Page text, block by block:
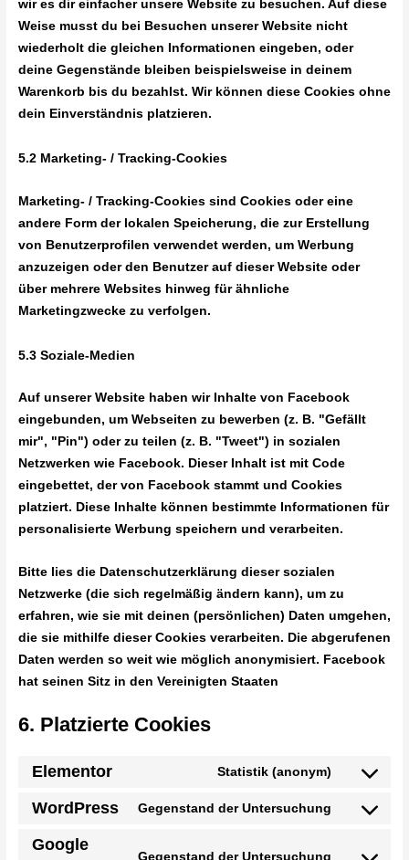
wir es dir einfacher unsere Website zu besuchen. Auf diese
Weise musst du bei Besuchen unserer Website nicht
wiederholt die gleichen Informationen eingeben, oder
deine Gegenstände bleiben beispielsweise in deinem
Warenkorb bis du bezahlst. Wir können diese Cookies ohne
dein Einverständnis platzieren.
5.2 Marketing- / Tracking-Cookies
Marketing- / Tracking-Cookies sind Cookies oder eine
andere Form der lokalen Speicherung, die zur Erstellung
von Benutzerprofilen verwendet werden, um Werbung
anzuzeigen oder den Benutzer auf dieser Website oder
über mehrere Websites hinweg für ähnliche
Marketingzwecke zu verfolgen.
5.3 Soziale-Medien
Auf unserer Website haben wir Inhalte von Facebook
eingebunden, um Webseiten zu bewerben (z. B. "Gefällt
mir", "Pin") oder zu teilen (z. B. "Tweet") in sozialen
Netzwerken wie Facebook. Dieser Inhalt ist mit Code
eingebettet, der von Facebook stammt und Cookies
platziert. Diese Inhalte können bestimmte Informationen für
personalisierte Werbung speichern und verarbeiten.
Bitte lies die Datenschutzerklärung dieser sozialen
Netzwerke (die sich regelmäßig ändern kann), um zu
erfahren, wie sie mit deinen (persönlichen) Daten umgehen,
die sie mithilfe dieser Cookies verarbeiten. Die abgerufenen
Daten werden so weit wie möglich anonymisiert. Facebook
hat seinen Sitz in den Vereinigten Staaten
6. Platzierte Cookies
Elementor Statistik (anonym)
WordPress Gegenstand der Untersuchung
Google
Gegenstand der Untersuchung